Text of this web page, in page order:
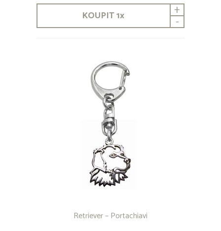
KOUPIT1x +
-
Retriever – Portachiavi